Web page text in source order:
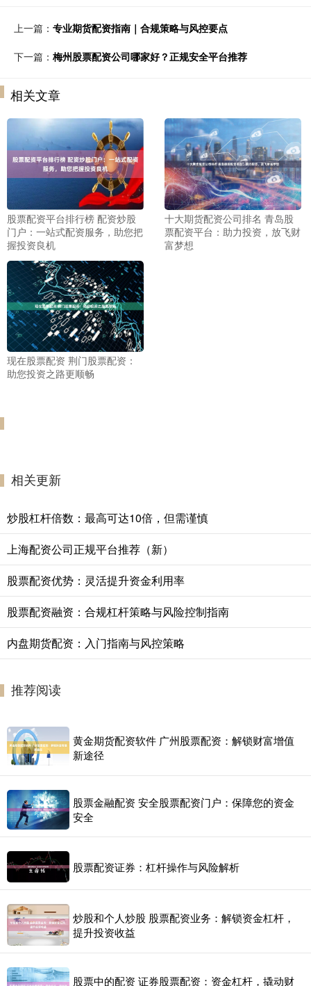
上一篇： 专业期货配资指南｜合规策略与风控要点
下一篇： 梅州股票配资公司哪家好？正规安全平台推荐
相关文章
股票配资平台排行榜 配资炒股
门户：一站式配资服务，助您把
握投资良机
十大期货配资公司排名 青岛股
票配资平台：助力投资，放飞财
富梦想
现在股票配资 荆门股票配资：
助您投资之路更顺畅
相关更新
炒股杠杆倍数：最高可达10倍，但需谨慎
上海配资公司正规平台推荐（新）
股票配资优势：灵活提升资金利用率
股票配资融资：合规杠杆策略与风险控制指南
内盘期货配资：入门指南与风控策略
推荐阅读
黄金期货配资软件 广州股票配资：解锁财富增值
新途径
股票金融配资 安全股票配资门户：保障您的资金
安全
股票配资证券：杠杆操作与风险解析
炒股和个人炒股 股票配资业务：解锁资金杠杆，
提升投资收益
股票中的配资 证券股票配资：资金杠杆，撬动财